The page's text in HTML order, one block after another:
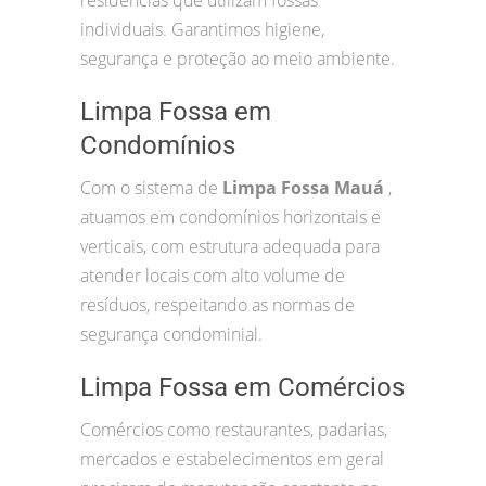
individuais. Garantimos higiene,
segurança e proteção ao meio ambiente.
Limpa Fossa em
Condomínios
Com o sistema de Limpa Fossa Mauá ,
atuamos em condomínios horizontais e
verticais, com estrutura adequada para
atender locais com alto volume de
resíduos, respeitando as normas de
segurança condominial.
Limpa Fossa em Comércios
Comércios como restaurantes, padarias,
mercados e estabelecimentos em geral